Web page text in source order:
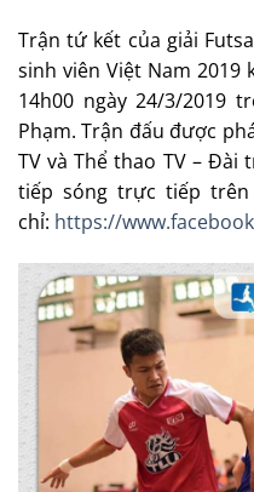
Trận tứ kết của giải
sinh viên Việt Nam 2019
14h00 ngày 24/3/2019
Phạm. Trận đấu được
TV và Thể thao TV – Đài
tiếp sóng trực tiếp
chỉ: https://